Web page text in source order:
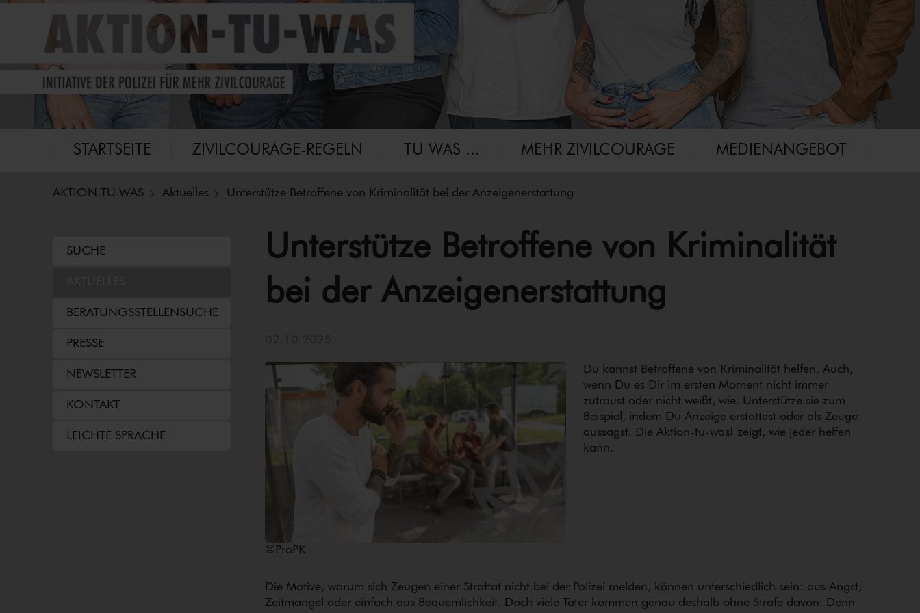
Aktion-tu-was
Eine Initiative für mehr Zivilcourage
Hauptmenü
STARTSEITE ZI­VIL­COU­RA­GE-RE­GELN TU WAS ... MEHR ZIVILCOURAGE MEDIENANGEBOT
AKTION-TU-WAS Aktuelles Unterstütze Betroffene von Kriminalität bei der An­zei­ge­n­er­stat­tung
SUCHE
BERATUNGS­STELLEN­SUCHE
PRESSE
NEWSLETTER
KONTAKT
LEICHTE SPRACHE
Unterstütze Betroffene von Kriminalität
bei der An­zei­ge­n­er­stat­tung
©ProPK
Du kannst Betroffene von Kriminalität helfen. Auch,
wenn Du es Dir im ersten Moment nicht immer
zutraust oder nicht weißt, wie. Unterstütze sie zum
Beispiel, indem Du Anzeige erstattest oder als Zeuge
aussagst. Die Aktion-tu-was! zeigt, wie jeder helfen
kann.
Die Motive, warum sich Zeugen einer Straftat nicht bei der Polizei melden, können un­ter­schied­lich sein: aus Angst,
Zeitmangel oder einfach aus Be­quem­lich­keit. Doch viele Täter kommen genau deshalb ohne Strafe davon. Denn